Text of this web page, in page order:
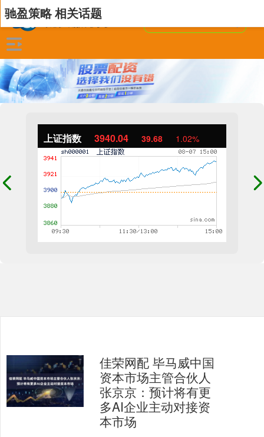
上证指数 3940.04 39.68 1.02%
驰盈策略 相关话题
佳荣网配 毕马威中国
资本市场主管合伙人
张京京：预计将有更
多AI企业主动对接资
本市场